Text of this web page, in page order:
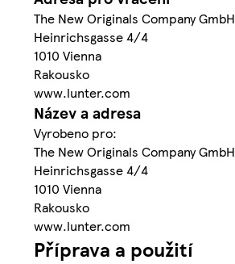
The New Originals Company GmbH
Heinrichsgasse 4/4
1010 Vienna
Rakousko
www.lunter.com
Název a adresa
Vyrobeno pro:
The New Originals Company GmbH
Heinrichsgasse 4/4
1010 Vienna
Rakousko
www.lunter.com
Příprava a použití